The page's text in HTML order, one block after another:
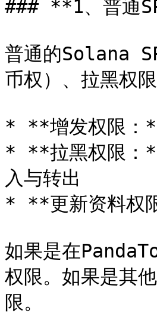
### **1、普通
普通的Solana
币权）、拉黑权
* **增发权限：
* **拉黑权限：
入与转出
* **更新资料权
如果是在
权限。如果是其
限。